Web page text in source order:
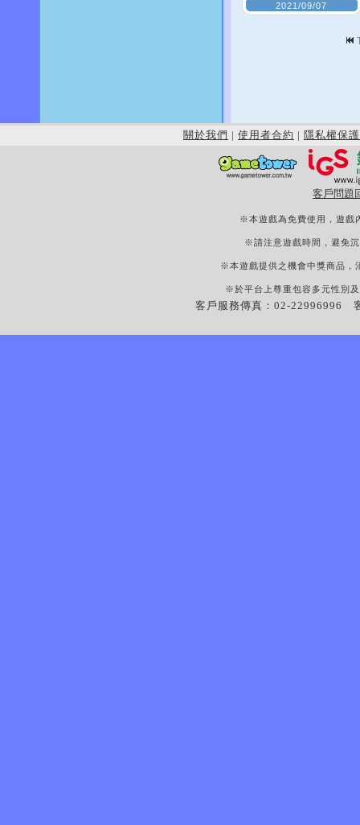
2021/09/07
關於我們 | 使用者合約 | 隱私權保護
客戶問題
※本遊戲為免費使用，遊戲
※請注意遊戲時間，避免
※本遊戲提供之機會中獎商品，
※於平台上尊重包容多元性別
客戶服務傳真：02-22996996